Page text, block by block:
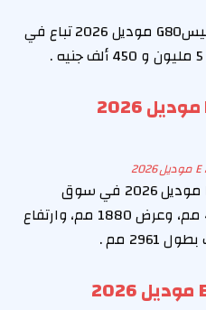
الفئة الثالثة من سيارة جينيسيس‎ G80موديل 2026 تباع في
تتوافر سيارة مرسيدس E 200 موديل 2026 في سوق
السيارات المصري بطول 4950 مم، وعرض 1880 مم، وارتفاع